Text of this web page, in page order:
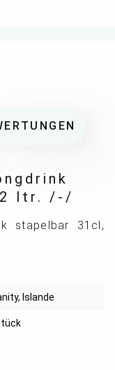
ltr. /-/
stapelbar 31cl,
, Islande